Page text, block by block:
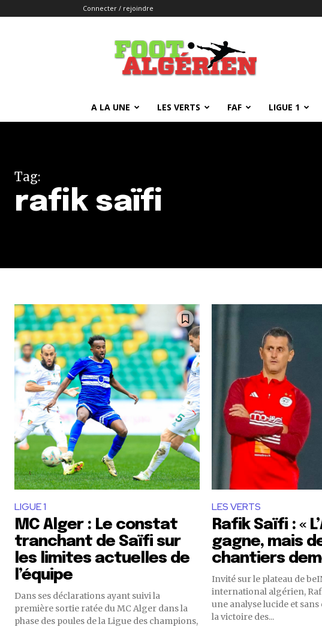
Connecter / rejoindre
FOOTALGERIEN
A LA UNE LES VERTS FAF LIGUE 1
Tag:
rafik saïfi
LIGUE 1
MC Alger : Le constat
tranchant de Saïfi sur
les limites actuelles de
l’équipe
Dans ses déclarations ayant suivi la
première sortie ratée du MC Alger dans la
phase des poules de la Ligue des champions,
LES VERTS
Rafik Saïfi : «
gagne, mais
chantiers
Invité sur le plateau de
international algérien,
une analyse lucide et
la victoire des...